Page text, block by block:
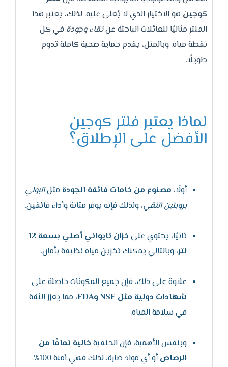
كوجين هو الاختيار الذي لا يُعلى عليه. لذلك، يعتبر هذا
الفلتر مثاليًا للعائلات الباحثة عننقاء وجودة في كل
نقطة مياه. وبالمثل، يقدم حماية صحية كاملة تدوم
طويلًا.
لماذا يعتبر فلتر كوجين
الأفضل على الإطلاق؟
أولًا، مصنوع من خامات فائقة الجودة مثلالبولي
بروبلين النقي، ولذلك فإنه يوفر متانة وأداء فائقين.
ثانيًا، يحتوي على
خزان تايواني أصلي بسعة 12
لتر، وبالتالي يمكنك تخزين مياه نظيفة بأمان.
علاوة على ذلك، فإن جميع المكونات حاصلة على
شهادات دولية مثل NSF وFDA
، مما يعزز الثقة
في سلامة المياه.
وبنفس الأهمية، فإن الحنفية خالية تمامًا من
الرصاص
أو أي مواد ضارة، لذلك فهي آمنة 100%